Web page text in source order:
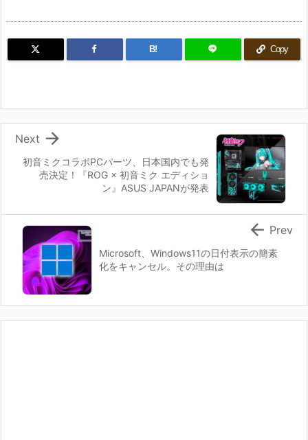
B! Copy
初音ミクコラボPCパーツ、日本国内でも発
売決定！『ROG × 初音ミク エディショ
ン』ASUS JAPANが発表

Next
Microsoft、Windows11の日付表示の簡素
化をキャンセル。その理由は
 Prev